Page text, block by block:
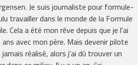
Je suis journaliste pour formule-
travailler dans le monde de la Formule
Cela a été mon rêve depuis que je l'ai
avec mon père. Mais devenir pilote
réalisé, alors j'ai dû trouver un